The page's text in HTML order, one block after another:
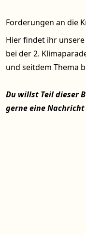
Forderungen an die
Hierfindet ihr unsere
bei der 2.
und seitdem Thema
Du willst Teil dieser
gerne eine